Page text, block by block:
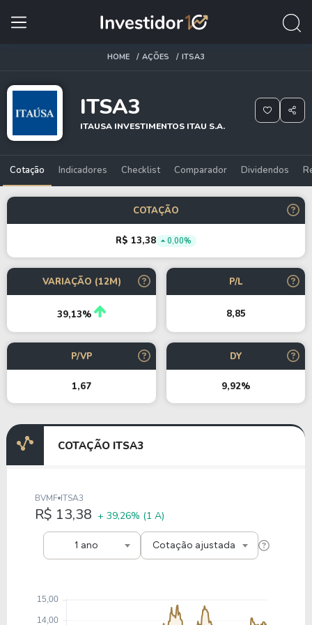
HOME AÇÕES ITSA3
ITSA3
ITAUSA INVESTIMENTOS ITAU S.A.
Cotação Indicadores Checklist Comparador Dividendos
COTAÇÃO
R$ 13,38 0,00%
VARIAÇÃO (12M)
39,13%
P/L
8,85
P/VP
1,67
DY
9,92%
COTAÇÃO ITSA3
1 ano
BVMF ITSA3
R$ 13,38 + 39,26% (1 A)
Cotação ajustada